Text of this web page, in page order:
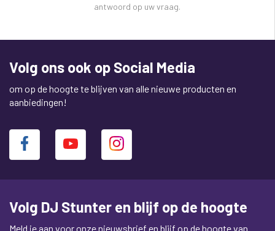
antwoord op uw vraag.
Volg ons ook op Social Media
om op de hoogte te blijven van alle nieuwe producten en
aanbiedingen!
Volg DJ Stunter en blijf op de hoogte
Meld je aan voor onze nieuwsbrief en blijf op de hoogte van